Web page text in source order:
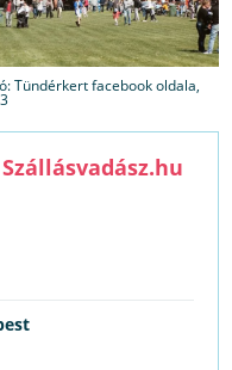
Tündérkert facebook oldala,